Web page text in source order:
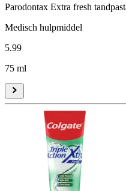
Parodontax Extra fresh
Medisch hulpmiddel
5.99
75 ml